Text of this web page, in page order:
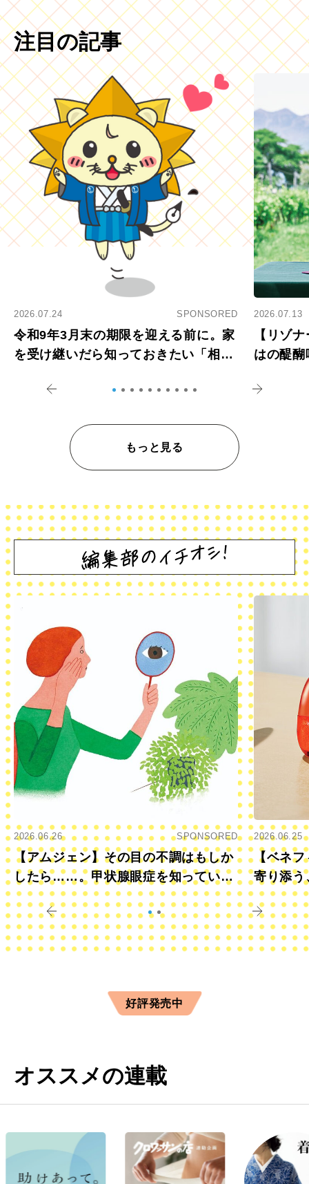
注目の記事
2026.07.24 SPONSORED
令和9年3月末の期限を迎える前に。家
を受け継いだら知っておきたい「相続
2026.07.13
【リゾ
はの醍
もっと見る
2026.06.26 SPONSORED
【アムジェン】その目の不調はもしか
したら……。甲状腺眼症を知っていま
すか？
2026.06.25
【ベネフ
寄り添う
きに
好評発売中
オススメの連載